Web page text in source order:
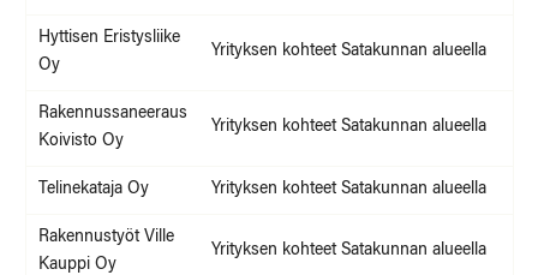
Hyttisen Eristysliike
Oy
Yrityksen kohteet Satakunnan alueella
Rakennussaneeraus
Koivisto Oy
Yrityksen kohteet Satakunnan alueella
Telinekataja Oy Yrityksen kohteet Satakunnan alueella
Rakennustyöt Ville
Kauppi Oy
Yrityksen kohteet Satakunnan alueella